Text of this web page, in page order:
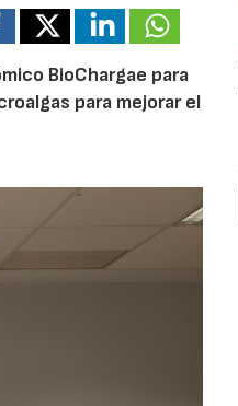
BioChargae para
para mejorar el
30/07/2026